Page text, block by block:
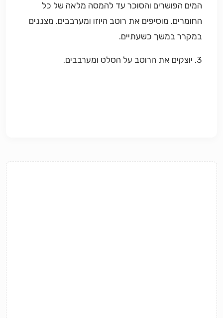
המים הפושרים והסוכר עד להמסה מלאה של כל
החומרים. מוסיפים את רוטב היוזו ומערבבים. מצננים
במקרר במשך כשעתיים.
3. יוצקים את הרוטב על הסלט ומערבבים.